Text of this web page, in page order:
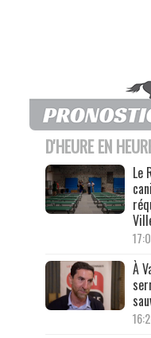
D'HEURE EN
Le
À